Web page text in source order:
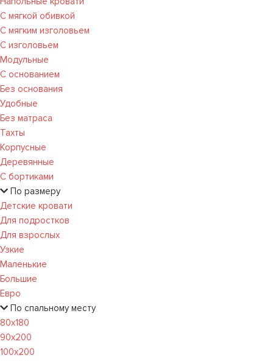
С мягкой обивкой
С мягким изголовьем
С изголовьем
Модульные
С основанием
Без основания
Удобные
Без матраса
Тахты
Корпусные
Деревянные
С бортиками
По размеру
Детские кровати
Для подростков
Для взрослых
Узкие
Маленькие
Большие
Евро
По спальному месту
80х180
90х200
100х200